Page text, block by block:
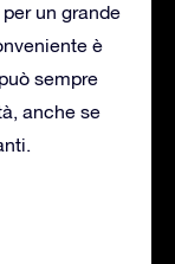
un grande
è
sempre
anche se